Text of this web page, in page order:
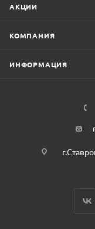
АКЦИИ
КОМПАНИЯ
ИНФОРМАЦИЯ